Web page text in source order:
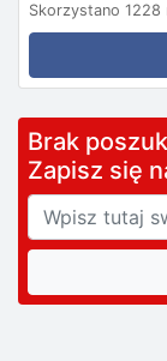
Skorzystano 1228
Brak
Zapisz się